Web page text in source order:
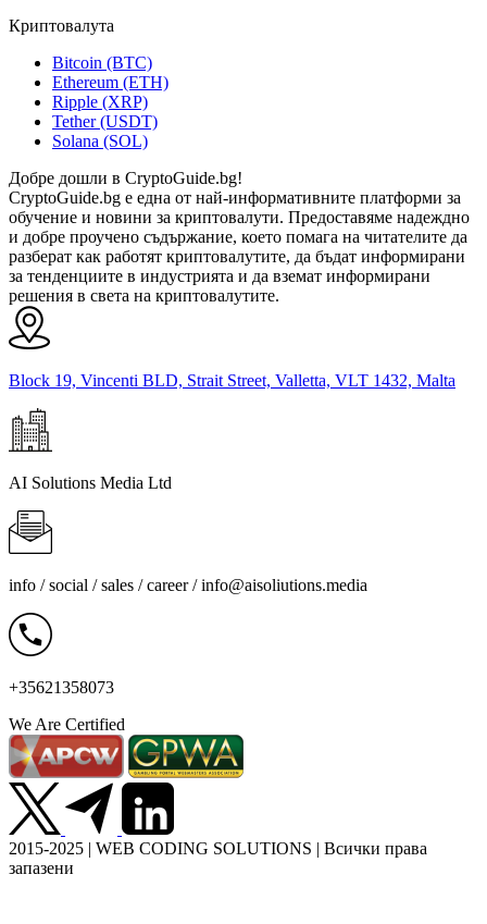
Криптовалута
Bitcoin (BTC)
Ethereum (ETH)
Ripple (XRP)
Tether (USDT)
Solana (SOL)
Добре дошли в CryptoGuide.bg!
CryptoGuide.bg е една от най-информативните платформи за
обучение и новини за криптовалути. Предоставяме надеждно
и добре проучено съдържание, което помага на читателите да
разберат как работят криптовалутите, да бъдат информирани
за тенденциите в индустрията и да вземат информирани
решения в света на криптовалутите.
Block 19, Vincenti BLD, Strait Street, Valletta, VLT 1432, Malta
AI Solutions Media Ltd
info / social / sales / career /info@aisoliutions.media
+35621358073
We Are Certified
2015-2025 | WEB CODING SOLUTIONS | Всички права
запазени